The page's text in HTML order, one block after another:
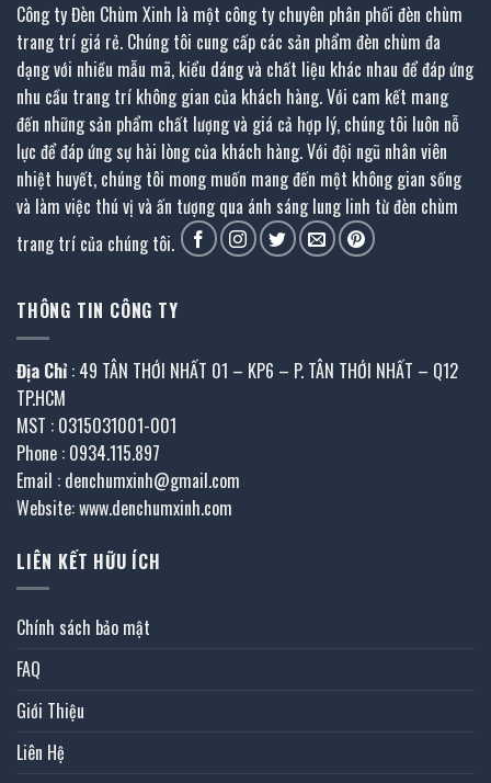
Công ty Đèn Chùm Xinh là một công ty chuyên phân phối đèn chùm
trang trí giá rẻ. Chúng tôi cung cấp các sản phẩm đèn chùm đa
dạng với nhiều mẫu mã, kiểu dáng và chất liệu khác nhau để đáp ứng
nhu cầu trang trí không gian của khách hàng. Với cam kết mang
đến những sản phẩm chất lượng và giá cả hợp lý, chúng tôi luôn nỗ
lực để đáp ứng sự hài lòng của khách hàng. Với đội ngũ nhân viên
nhiệt huyết, chúng tôi mong muốn mang đến một không gian sống
và làm việc thú vị và ấn tượng qua ánh sáng lung linh từ đèn chùm
trang trí của chúng tôi.
THÔNG TIN CÔNG TY
Địa Chỉ : 49 TÂN THỚI NHẤT 01 – KP6 – P. TÂN THỚI NHẤT – Q12
TP.HCM
MST : 0315031001-001
Phone : 0934.115.897
Email : denchumxinh@gmail.com
Website: www.denchumxinh.com
LIÊN KẾT HỮU ÍCH
Chính sách bảo mật
FAQ
Giới Thiệu
Liên Hệ